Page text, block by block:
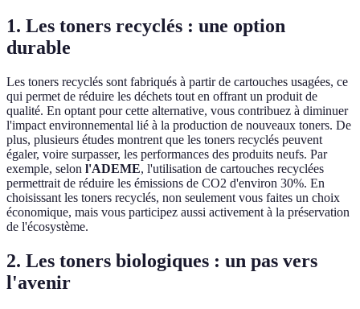
1. Les toners recyclés : une option
durable
Les toners recyclés sont fabriqués à partir de cartouches usagées, ce
qui permet de réduire les déchets tout en offrant un produit de
qualité. En optant pour cette alternative, vous contribuez à diminuer
l'impact environnemental lié à la production de nouveaux toners. De
plus, plusieurs études montrent que les toners recyclés peuvent
égaler, voire surpasser, les performances des produits neufs. Par
exemple, selon l'ADEME, l'utilisation de cartouches recyclées
permettrait de réduire les émissions de CO2 d'environ 30%. En
choisissant les toners recyclés, non seulement vous faites un choix
économique, mais vous participez aussi activement à la préservation
de l'écosystème.
2. Les toners biologiques : un pas vers
l'avenir